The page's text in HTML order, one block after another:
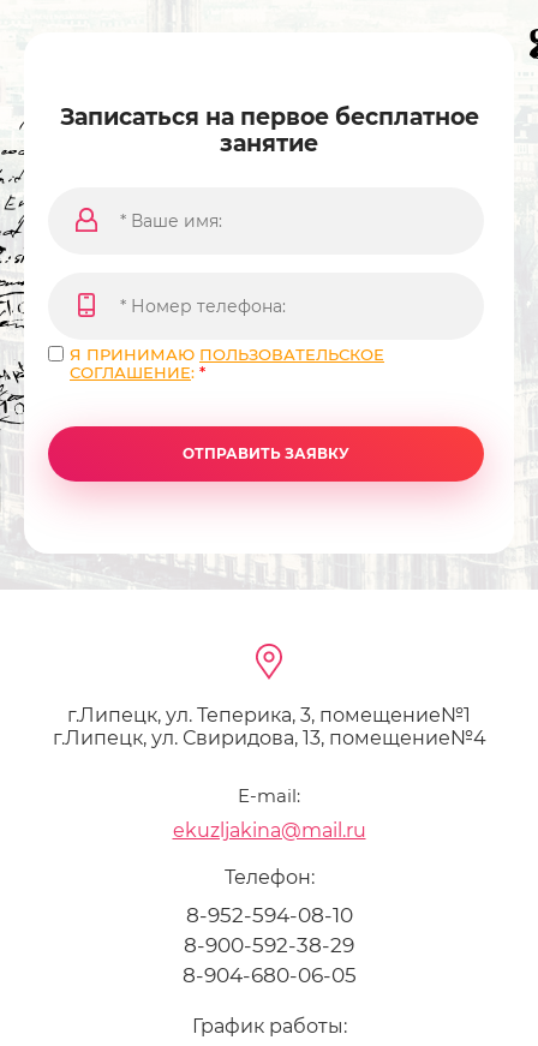
Записаться на первое бесплатное
занятие
Я ПРИНИМАЮ ПОЛЬЗОВАТЕЛЬСКОЕ
СОГЛАШЕНИЕ: *
ОТПРАВИТЬ ЗАЯВКУ
г.Липецк, ул. Теперика, 3, помещение№1
г.Липецк, ул. Свиридова, 13, помещение№4
E-mail:
ekuzljakina@mail.ru
Телефон:
8-952-594-08-10
8-900-592-38-29
8-904-680-06-05
График работы: